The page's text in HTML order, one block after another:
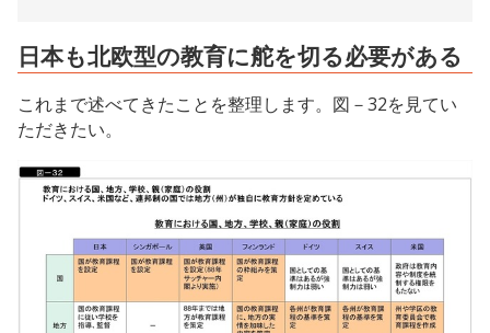
日本も北欧型の教育に舵を切る必要がある
これまで述べてきたことを整理します。図－32を見てい
ただきたい。